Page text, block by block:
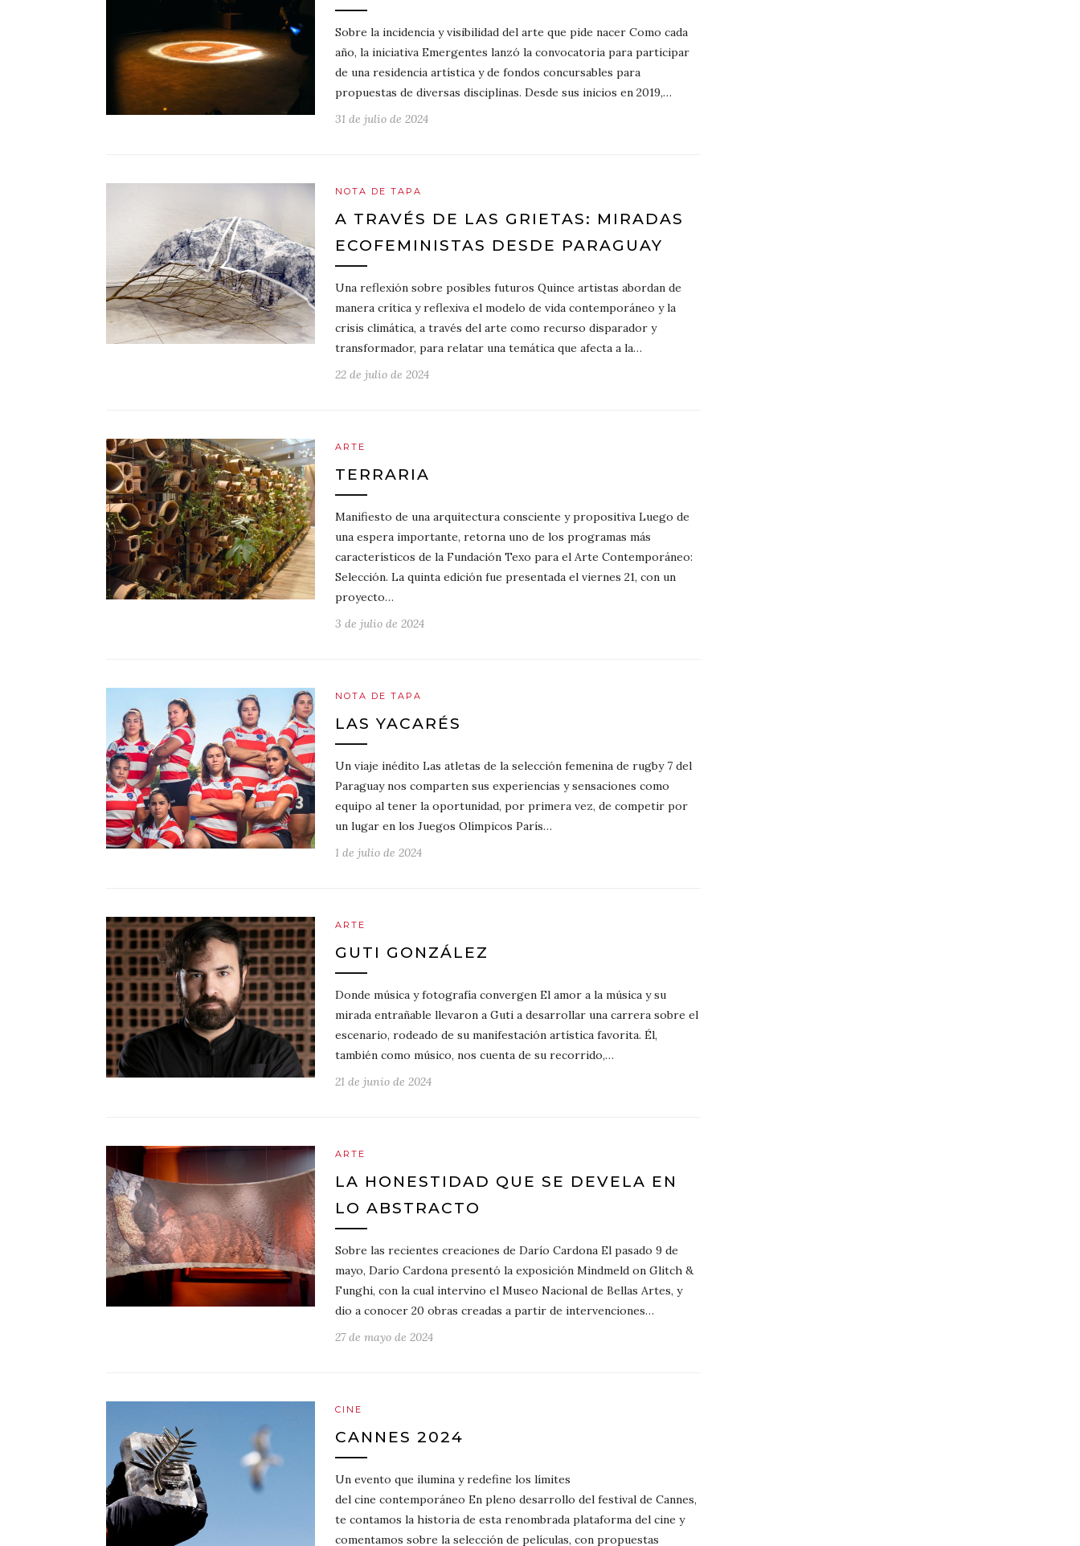
Sobre la incidencia y visibilidad del arte que pide nacer Como cada
año, la iniciativa Emergentes lanzó la convocatoria para participar
de una residencia artística y de fondos concursables para
propuestas de diversas disciplinas. Desde sus inicios en 2019,…
31 de julio de 2024
NOTA DE TAPA
A TRAVÉS DE LAS GRIETAS: MIRADAS
ECOFEMINISTAS DESDE PARAGUAY
Una reflexión sobre posibles futuros Quince artistas abordan de
manera crítica y reflexiva el modelo de vida contemporáneo y la
crisis climática, a través del arte como recurso disparador y
transformador, para relatar una temática que afecta a la…
22 de julio de 2024
ARTE
TERRARIA
Manifiesto de una arquitectura consciente y propositiva Luego de
una espera importante, retorna uno de los programas más
característicos de la Fundación Texo para el Arte Contemporáneo:
Selección. La quinta edición fue presentada el viernes 21, con un
proyecto…
3 de julio de 2024
NOTA DE TAPA
LAS YACARÉS
Un viaje inédito Las atletas de la selección femenina de rugby 7 del
Paraguay nos comparten sus experiencias y sensaciones como
equipo al tener la oportunidad, por primera vez, de competir por
un lugar en los Juegos Olímpicos París…
1 de julio de 2024
ARTE
GUTI GONZÁLEZ
Donde música y fotografía convergen El amor a la música y su
mirada entrañable llevaron a Guti a desarrollar una carrera sobre el
escenario, rodeado de su manifestación artística favorita. Él,
también como músico, nos cuenta de su recorrido,…
21 de junio de 2024
ARTE
LA HONESTIDAD QUE SE DEVELA EN
LO ABSTRACTO
Sobre las recientes creaciones de Darío Cardona El pasado 9 de
mayo, Darío Cardona presentó la exposición Mindmeld on Glitch &
Funghi, con la cual intervino el Museo Nacional de Bellas Artes, y
dio a conocer 20 obras creadas a partir de intervenciones…
27 de mayo de 2024
CINE
CANNES 2024
Un evento que ilumina y redefine los límites
del cine contemporáneo En pleno desarrollo del festival de Cannes,
te contamos la historia de esta renombrada plataforma del cine y
comentamos sobre la selección de películas, con propuestas